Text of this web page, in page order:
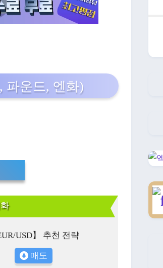
파운드, 엔화)
USD】 추천 전략
매도